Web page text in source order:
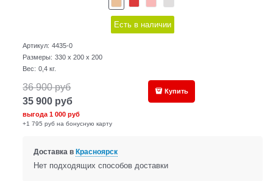
Есть в наличии
Артикул: 4435-0
Размеры: 330 x 200 x 200
Вес: 0,4 кг.
36 900 руб
35 900 руб
выгода1 000 руб
+1 795 руб на бонусную карту
Купить
Доставка в Красноярск
Нет подходящих способов доставки